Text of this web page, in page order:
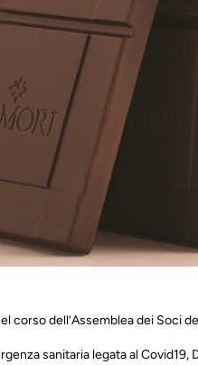
corso dell’Assemblea dei Soci
sanitaria legata al Covid19,